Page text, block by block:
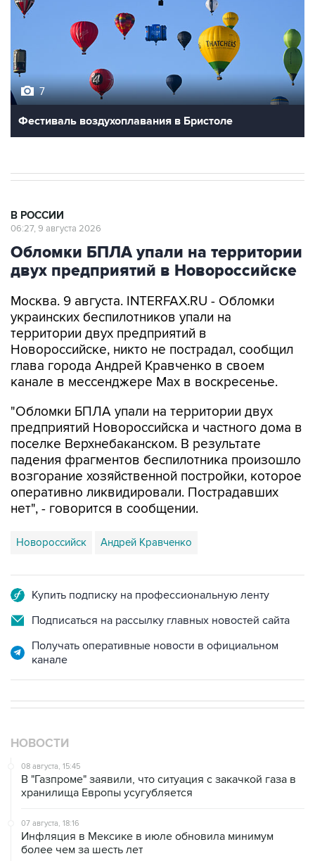
7
Фестиваль воздухоплавания в Бристоле
В РОССИИ
06:27, 9 августа 2026
Обломки БПЛА упали на территории
двух предприятий в Новороссийске
Москва. 9 августа. INTERFAX.RU - Обломки
украинских беспилотников упали на
территории двух предприятий в
Новороссийске, никто не пострадал, сообщил
глава города Андрей Кравченко в своем
канале в мессенджере Max в воскресенье.
"Обломки БПЛА упали на территории двух
предприятий Новороссийска и частного дома в
поселке Верхнебаканском. В результате
падения фрагментов беспилотника произошло
возгорание хозяйственной постройки, которое
оперативно ликвидировали. Пострадавших
нет", - говорится в сообщении.
Новороссийск Андрей Кравченко
Купить подписку на профессиональную ленту
Подписаться на рассылку главных новостей сайта
Получать оперативные новости в официальном
канале
НОВОСТИ
08 августа, 15:45
В "Газпроме" заявили, что ситуация с закачкой газа в
хранилища Европы усугубляется
07 августа, 18:16
Инфляция в Мексике в июле обновила минимум
более чем за шесть лет